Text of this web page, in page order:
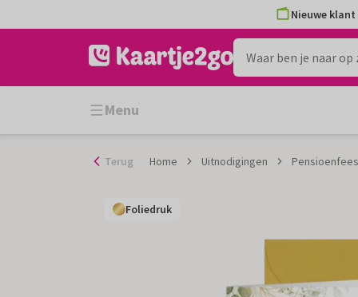
naar
Nieuwe
Menu
Terug Home Uitnodigingen
Foliedruk
Foliedruk
Foliedruk
Foliedruk
Foliedruk